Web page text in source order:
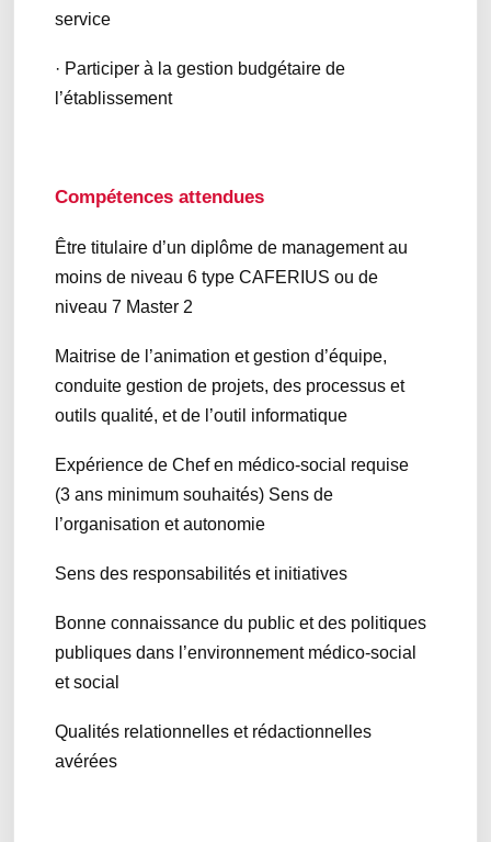
service
· Participer à la gestion budgétaire de
l’établissement
Compétences attendues
Être titulaire d’un diplôme de management au
moins de niveau 6 type CAFERIUS ou de
niveau 7 Master 2
Maitrise de l’animation et gestion d’équipe,
conduite gestion de projets, des processus et
outils qualité, et de l’outil informatique
Expérience de Chef en médico-social requise
(3 ans minimum souhaités) Sens de
l’organisation et autonomie
Sens des responsabilités et initiatives
Bonne connaissance du public et des politiques
publiques dans l’environnement médico-social
et social
Qualités relationnelles et rédactionnelles
avérées